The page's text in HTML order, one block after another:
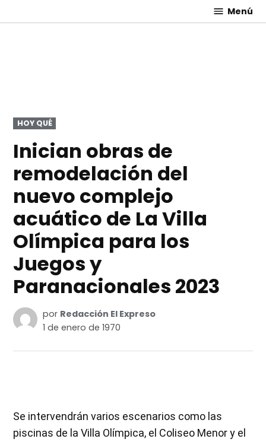
al El
Menú
PUBLICADO
EN
HOY QUÉ
Inician obras de
remodelación del
nuevo complejo
acuático de La Villa
Olímpica para los
Juegos y
Paranacionales 2023
por Redacción El Expreso
1 de enero de 1970
Se intervendrán varios escenarios como las
piscinas de la Villa Olímpica, el Coliseo Menor y el